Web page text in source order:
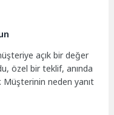
açık bir değer
özel bir teklif, anında
neden yanıt